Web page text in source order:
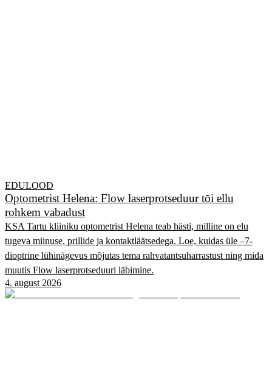
EDULOOD
Optometrist Helena: Flow laserprotseduur tõi ellu
rohkem vabadust
KSA Tartu kliiniku optometrist Helena teab hästi, milline on elu
tugeva miinuse, prillide ja kontaktläätsedega. Loe, kuidas üle –7-
dioptrine lühinägevus mõjutas tema rahvatantsuharrastust ning mida
muutis Flow laserprotseduuri läbimine.
4. august 2026